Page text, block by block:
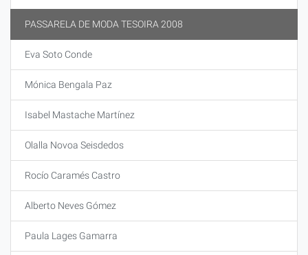
PASSARELA DE MODA TESOIRA 2008
Eva Soto Conde
Mónica Bengala Paz
Isabel Mastache Martínez
Olalla Novoa Seisdedos
Rocío Caramés Castro
Alberto Neves Gómez
Paula Lages Gamarra